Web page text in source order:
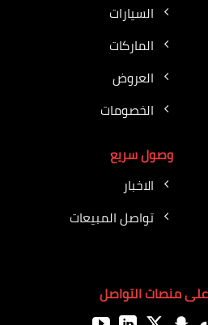
السيارات
الماركات
العروض
الخصومات
وصول سريع
الاخبار
تواصل المبيعات
على منصات التواصل